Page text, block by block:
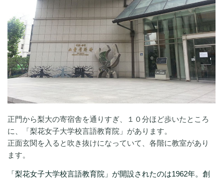
正門から梨大の寄宿舎を通りすぎ、１０分ほど歩いたところ
に、「梨花女子大学校言語教育院」があります。
正面玄関を入ると吹き抜けになっていて、各階に教室があり
ます。
「梨花女子大学校言語教育院」が開設されたのは1962年。創